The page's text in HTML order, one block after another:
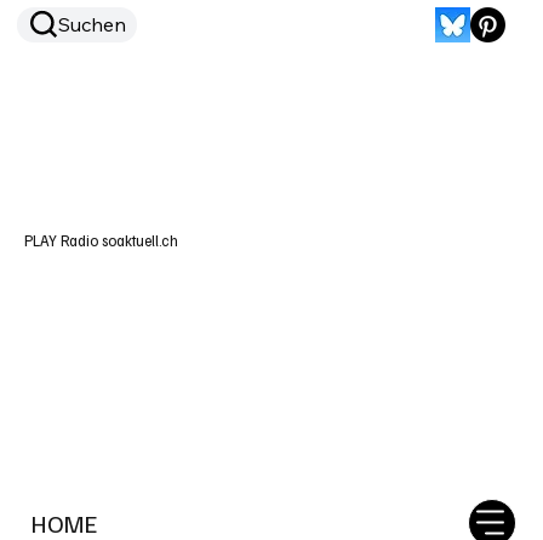
HOME
Suchen
PLAY Radio soaktuell.ch